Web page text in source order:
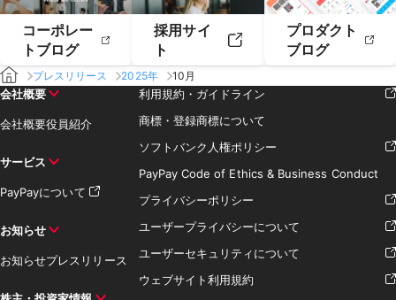
コーポレー
トブログ
採用サイ
ト
プロダクト
ブログ
プレスリリース 2025年 10月
会社概要
会社概要役員紹介
サービス
PayPayについて
お知らせ
お知らせプレスリリース
利用規約・ガイドライン
商標・登録商標について
ソフトバンク人権ポリシー
PayPay Code of Ethics & Business Conduct
プライバシーポリシー
ユーザープライバシーについて
ユーザーセキュリティについて
ウェブサイト利用規約